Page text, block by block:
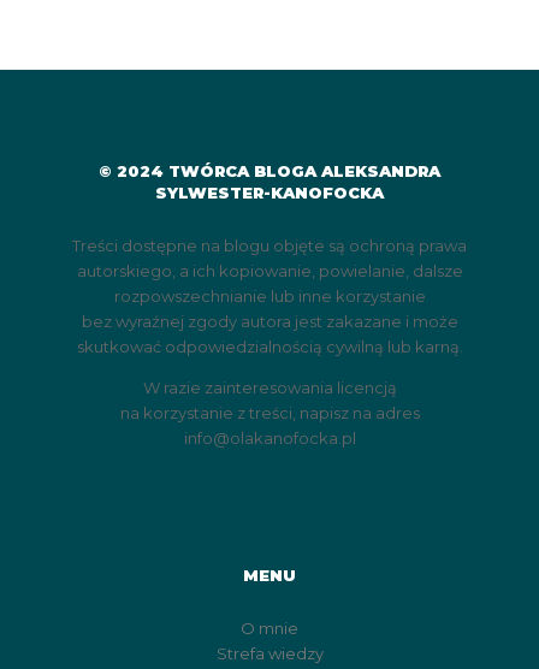
© 2024 TWÓRCA BLOGA ALEKSANDRA
SYLWESTER-KANOFOCKA
Treści dostępne na blogu objęte są ochroną prawa
autorskiego, a ich kopiowanie, powielanie, dalsze
rozpowszechnianie lub inne korzystanie
bez wyraźnej zgody autora jest zakazane i może
skutkować odpowiedzialnością cywilną lub karną.
W razie zainteresowania licencją
na korzystanie z treści, napisz na adres
info@olakanofocka.pl
MENU
O mnie
Strefa wiedzy